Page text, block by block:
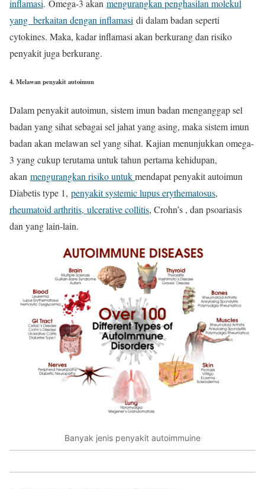
inflamasi. Omega-3 akan mengurangkan penghasilan molekul
yang berkaitan dengan inflamasi di dalam badan seperti
cytokines. Maka, kadar inflamasi akan berkurang dan risiko
penyakit juga berkurang.
4. Melawan penyakit autoimun
Dalam penyakit autoimun, sistem imun badan menganggap sel
badan yang sihat sebagai sel jahat yang asing, maka sistem imun
badan akan melawan sel yang sihat. Kajian menunjukkan omega-
3 yang cukup terutama untuk tahun pertama kehidupan,
akan mengurangkan risiko untukmendapat penyakit autoimun
Diabetis type 1, penyakit systemic lupus erythematosus,
rheumatoid arthritis, ulcerative collitis, Crohn’s , dan psoariasis
dan yang lain-lain.
Banyak jenis penyakit autoimmuine